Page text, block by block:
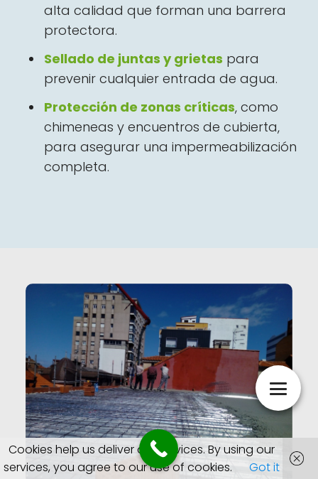
alta calidad que forman una barrera
protectora.
Sellado de juntas y grietas para
prevenir cualquier entrada de agua.
Protección de zonas críticas, como
chimeneas y encuentros de cubierta,
para asegurar una impermeabilización
completa.
Cookies help us deliver our services. By using our
services, you agree to our use of cookies.
Got it